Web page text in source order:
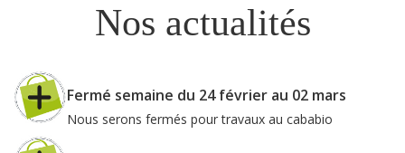
Nos actualités
Fermé semaine du 24 février au 02 mars
Nous serons fermés pour travaux au cababio